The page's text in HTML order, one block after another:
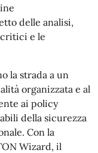
delle analisi,
e le
la strada a un
organizzata e al
ai policy
della sicurezza
Con la
Wizard, il